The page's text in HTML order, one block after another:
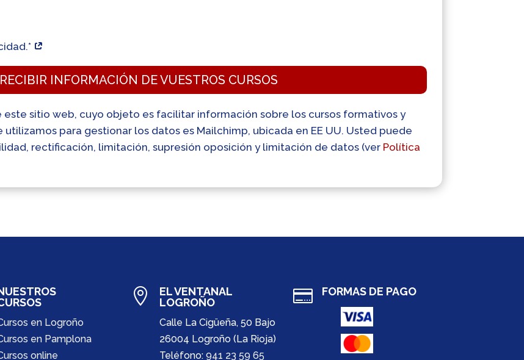
INFORMACIÓN DE VUESTROS CURSOS
este sitio web, cuyo objeto es facilitar información sobre los cursos formativos y
para gestionar los datos es Mailchimp, ubicada en EE UU. Usted puede
rectificación, limitación, supresión oposición y limitación de datos (ver Política
en Logroño
en Pamplona
online

EL VENTANAL
LOGROÑO
Calle La Cigüeña, 50 Bajo
26004 Logroño (La Rioja)
Teléfono: 941 23 59 65
 FORMAS DE PAGO